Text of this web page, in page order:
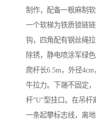
制作，配备一根麻制
一个软梯为铁质锁链
钩，四角配有钢丝绳
除锈，静电喷涂军绿色
爬杆长6.5m，外径
牛拉力。下端不固定
杆“U”型挂口。在吊杆
一条起攀标志线，离